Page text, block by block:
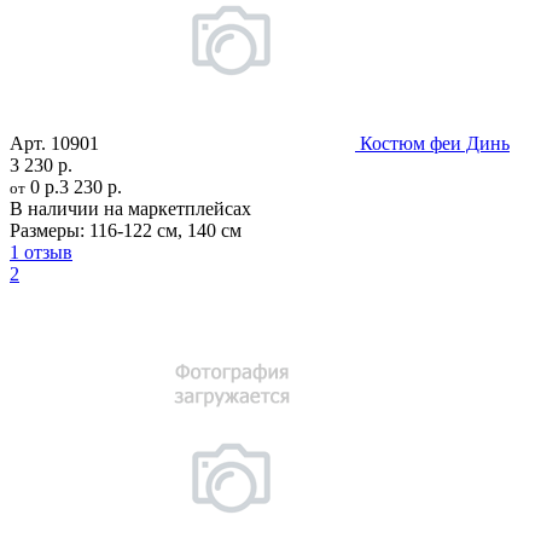
Арт. 10901
Костюм феи Динь
3 230 р.
от 0 р.3 230 р.
В наличии на маркетплейсах
Размеры: 116-122 см, 140 см
1 отзыв
2